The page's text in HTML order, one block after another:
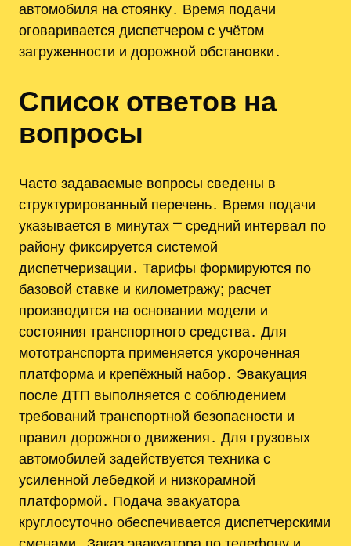
автомобиля на стоянку․ Время подачи
оговаривается диспетчером с учётом
загруженности и дорожной обстановки․
Список ответов на
вопросы
Часто задаваемые вопросы сведены в
структурированный перечень․ Время подачи
указывается в минутах ⎻ средний интервал по
району фиксируется системой
диспетчеризации․ Тарифы формируются по
базовой ставке и километражу; расчет
производится на основании модели и
состояния транспортного средства․ Для
мототранспорта применяется укороченная
платформа и крепёжный набор․ Эвакуация
после ДТП выполняется с соблюдением
требований транспортной безопасности и
правил дорожного движения․ Для грузовых
автомобилей задействуется техника с
усиленной лебедкой и низкорамной
платформой․ Подача эвакуатора
круглосуточно обеспечивается диспетчерскими